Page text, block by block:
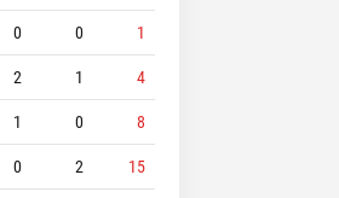
0 0
1
2 1
4
1 0
8
0 2
15